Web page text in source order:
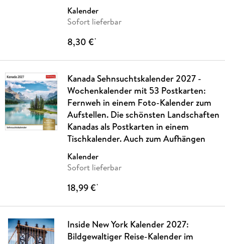
Kalender
Sofort lieferbar
8,30 €*
Kanada Sehnsuchtskalender 2027 -
Wochenkalender mit 53 Postkarten:
Fernweh in einem Foto-Kalender zum
Aufstellen. Die schönsten Landschaften
Kanadas als Postkarten in einem
Tischkalender. Auch zum Aufhängen
Kalender
Sofort lieferbar
18,99 €*
Inside New York Kalender 2027:
Bildgewaltiger Reise-Kalender im